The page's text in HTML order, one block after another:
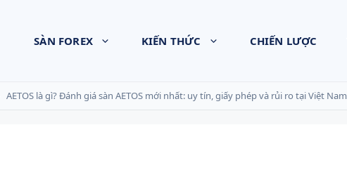
SÀN FOREX KIẾN THỨC CHIẾN LƯỢC
AETOS là gì? Đánh giá sàn AETOS mới nhất: uy tín, giấy phép và rủi ro tại Việt Nam